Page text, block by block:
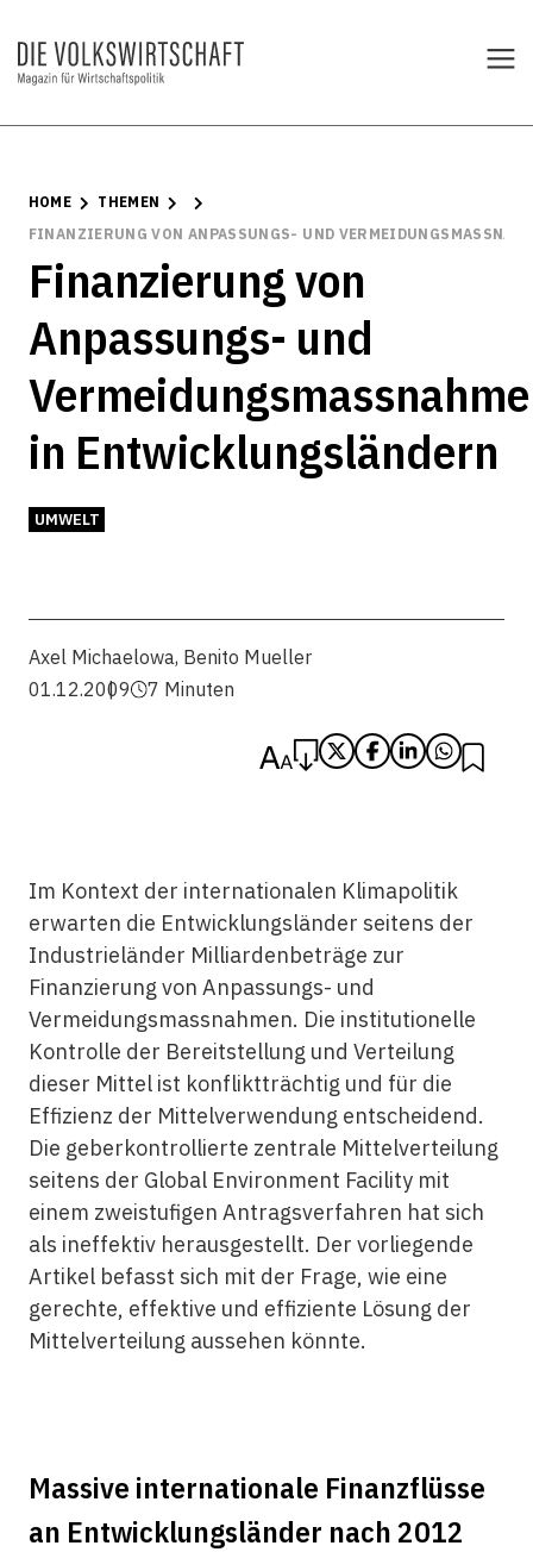
HOME
THEMEN
FINANZIERUNG VON ANPASSUNGS- UND
Finanzierung von
Anpassungs- und
in Entwicklungsländern
UMWELT
Axel Michaelowa, Benito Mueller
01.12.2009
7 Minuten
Im Kontext der internationalen Klimapolitik
erwarten die Entwicklungsländer seitens der
Industrieländer Milliardenbeträge zur
Finanzierung von Anpassungs- und
Vermeidungsmassnahmen. Die institutionelle
Kontrolle der Bereitstellung und Verteilung
dieser Mittel ist konfliktträchtig und für die
Effizienz der Mittelverwendung entscheidend.
Die geberkontrollierte zentrale Mittelverteilung
seitens der Global Environment Facility mit
einem zweistufigen Antragsverfahren hat sich
als ineffektiv herausgestellt. Der vorliegende
Artikel befasst sich mit der Frage, wie eine
gerechte, effektive und effiziente Lösung der
Mittelverteilung aussehen könnte.
Massive internationale Finanzflüsse
an Entwicklungsländer nach 2012